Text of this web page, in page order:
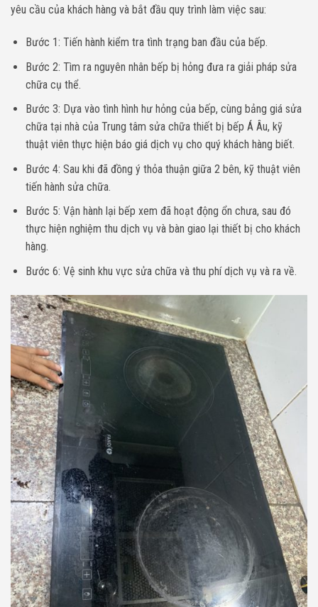
yêu cầu của khách hàng và bắt đầu quy trình làm việc sau:
Bước 1: Tiến hành kiểm tra tình trạng ban đầu của bếp.
Bước 2: Tìm ra nguyên nhân bếp bị hỏng đưa ra giải pháp sửa
chữa cụ thể.
Bước 3: Dựa vào tình hình hư hỏng của bếp, cùng bảng giá sửa
chữa tại nhà của Trung tâm sửa chữa thiết bị bếp Á Âu, kỹ
thuật viên thực hiện báo giá dịch vụ cho quý khách hàng biết.
Bước 4: Sau khi đã đồng ý thỏa thuận giữa 2 bên, kỹ thuật viên
tiến hành sửa chữa.
Bước 5: Vận hành lại bếp xem đã hoạt động ổn chưa, sau đó
thực hiện nghiệm thu dịch vụ và bàn giao lại thiết bị cho khách
hàng.
Bước 6: Vệ sinh khu vực sửa chữa và thu phí dịch vụ và ra về.